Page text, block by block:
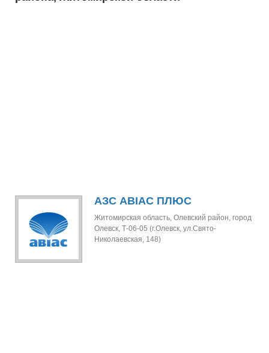
АЗС АВІАС ПЛЮС
Житомирская область, Олевский район, город
Олевск, Т-06-05 (г.Олевск, ул.Свято-
Николаевская, 148)